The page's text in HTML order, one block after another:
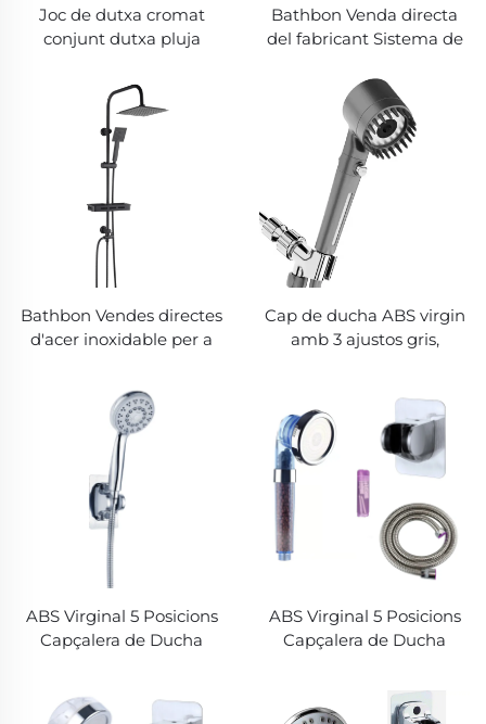
Joc de dutxa cromat
conjunt dutxa pluja
dutxeta manual Vendes
directes del fabricant Alta
qualitat Preu econòmic
Bathbon Venda directa
del fabricant Sistema de
pressió amb pulveritzador
manual Regulable Barra
desplaçable Grossista
Preu baix
Bathbon Vendes directes
d'acer inoxidable per a
suports per a la paret Joc
complet de griferia negra
mate Joc de dutxa per a
bany
Cap de ducha ABS virgin
amb 3 ajustos gris,
suport adhesiu i mangue
de ducha
ABS Virginal 5 Posicions
Capçalera de Ducha
Gruixuda Duradera
ABS Virginal 5 Posicions
Capçalera de Ducha
Electropintada Ultra
Gruixuda Duradera